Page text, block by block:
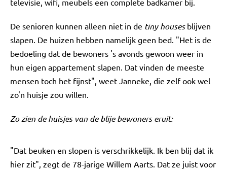
televisie, wifi, meubels een complete badkamer bij.
De senioren kunnen alleen niet in de tiny housesblijven
slapen. De huizen hebben namelijk geen bed. "Het is de
bedoeling dat de bewoners 's avonds gewoon weer in
hun eigen appartement slapen. Dat vinden de meeste
mensen toch het fijnst", weet Janneke, die zelf ook wel
zo'n huisje zou willen.
Zo zien de huisjes van de blije bewoners eruit:
"Dat beuken en slopen is verschrikkelijk. Ik ben blij dat ik
hier zit", zegt de 78-jarige Willem Aarts. Dat ze juist voor